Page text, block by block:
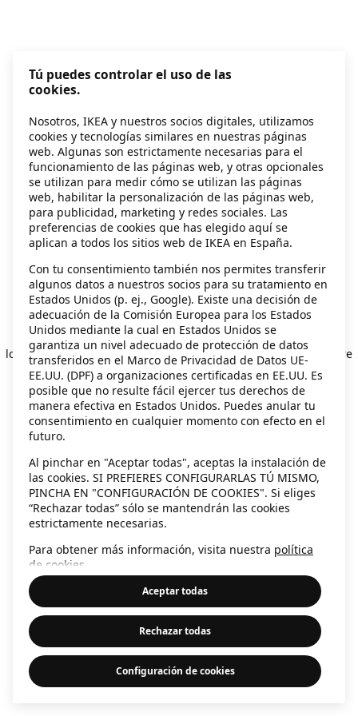
Application error: a client-side exception has occurred
loadingsecondhand.ikea.com (see the browser console for more
information).
Tú puedes controlar el uso de las
cookies.
Nosotros, IKEA y nuestros socios digitales, utilizamos
cookies y tecnologías similares en nuestras páginas
web. Algunas son estrictamente necesarias para el
funcionamiento de las páginas web, y otras opcionales
se utilizan para medir cómo se utilizan las páginas
web, habilitar la personalización de las páginas web,
para publicidad, marketing y redes sociales. Las
preferencias de cookies que has elegido aquí se
aplican a todos los sitios web de IKEA en España.
Con tu consentimiento también nos permites transferir
algunos datos a nuestros socios para su tratamiento en
Estados Unidos (p. ej., Google). Existe una decisión de
adecuación de la Comisión Europea para los Estados
Unidos mediante la cual en Estados Unidos se
garantiza un nivel adecuado de protección de datos
transferidos en el Marco de Privacidad de Datos UE-
EE.UU. (DPF) a organizaciones certificadas en EE.UU. Es
posible que no resulte fácil ejercer tus derechos de
manera efectiva en Estados Unidos. Puedes anular tu
consentimiento en cualquier momento con efecto en el
futuro.
Al pinchar en "Aceptar todas", aceptas la instalación de
las cookies. SI PREFIERES CONFIGURARLAS TÚ MISMO,
PINCHA EN "CONFIGURACIÓN DE COOKIES". Si eliges
“Rechazar todas” sólo se mantendrán las cookies
estrictamente necesarias.
Para obtener más información, visita nuestra política
de cookies
Aceptar todas
Rechazar todas
Configuración de cookies